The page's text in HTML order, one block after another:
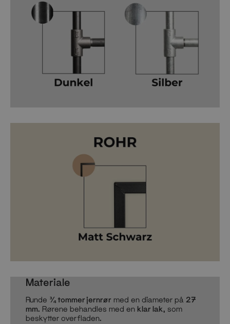
Materiale
Runde ¾ tommer jernrør med en diameter på 27
mm. Rørene behandles med en klar lak, som
beskytter overfladen.